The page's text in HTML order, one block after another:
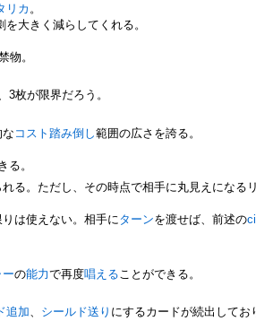
リカ 。
大きく減らしてくれる。
物。
枚が限界だろう。
なコスト踏み倒し範囲の広さを誇る。
る。
る。ただし、その時点で相手に丸見えになる
は使えない。相手にターンを渡せば、前述の
ーの能力で再度唱える ことができる。
追加、 シールド送り にするカードが続出してお